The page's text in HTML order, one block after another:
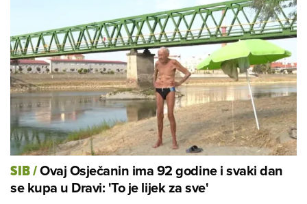
SIB/Ovaj Osječanin ima 92 godine i svaki dan
se kupa u Dravi: 'To je lijek za sve'